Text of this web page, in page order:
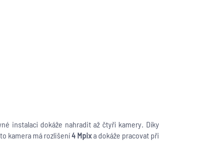
instalaci dokáže nahradit až čtyři kamery. Díky
kamera má rozlišení4 Mpixa dokáže pracovat při